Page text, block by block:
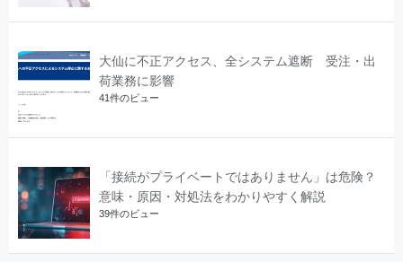
大仙に不正アクセス、全システム遮断 受注・出
荷業務に影響
41件のビュー
「接続がプライベートではありません」は危険？
意味・原因・対処法をわかりやすく解説
39件のビュー